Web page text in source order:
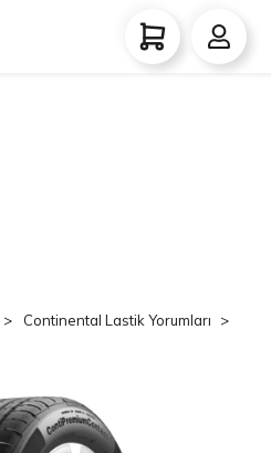
Continental Lastik Yorumları